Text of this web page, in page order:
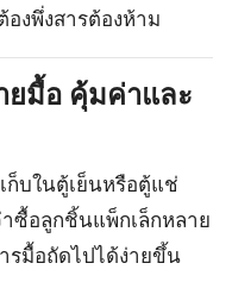
งพึ่งสารต้องห้าม
ยมื้อ คุ้มค่าและ
ก็บในตู้เย็นหรือตู้แช่
ซื้อลูกชิ้นแพ็กเล็กหลาย
รมื้อถัดไปได้ง่ายขึ้น